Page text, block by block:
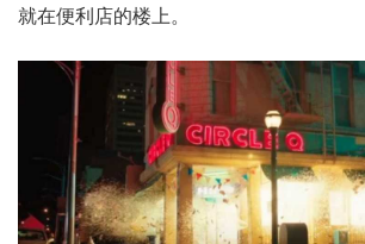
就在便利店的楼上。